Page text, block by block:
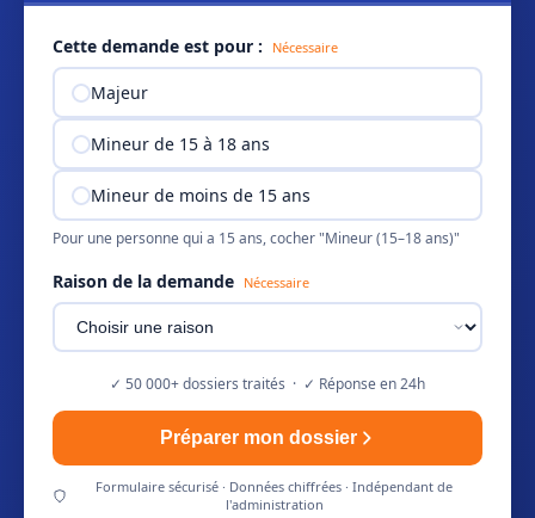
Cette demande est pour : Nécessaire
Majeur
Mineur de 15 à 18 ans
Mineur de moins de 15 ans
Pour une personne qui a 15 ans, cocher "Mineur (15–18 ans)"
Raison de la demande Nécessaire
✓ 50 000+ dossiers traités · ✓ Réponse en 24h
Préparer mon dossier
Formulaire sécurisé · Données chiffrées · Indépendant de
l'administration